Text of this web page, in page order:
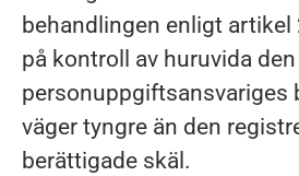
behandlingen enligt artikel
på kontroll av huruvida den
personuppgiftsansvariges
väger tyngre än den
berättigade skäl.